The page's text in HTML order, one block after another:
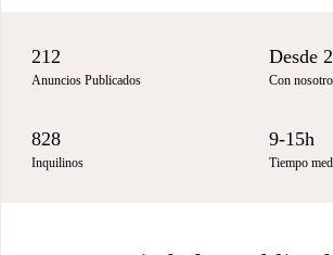
212
Anuncios Publicados
Desde
Con
828
Inquilinos
9-15h
Tiempo